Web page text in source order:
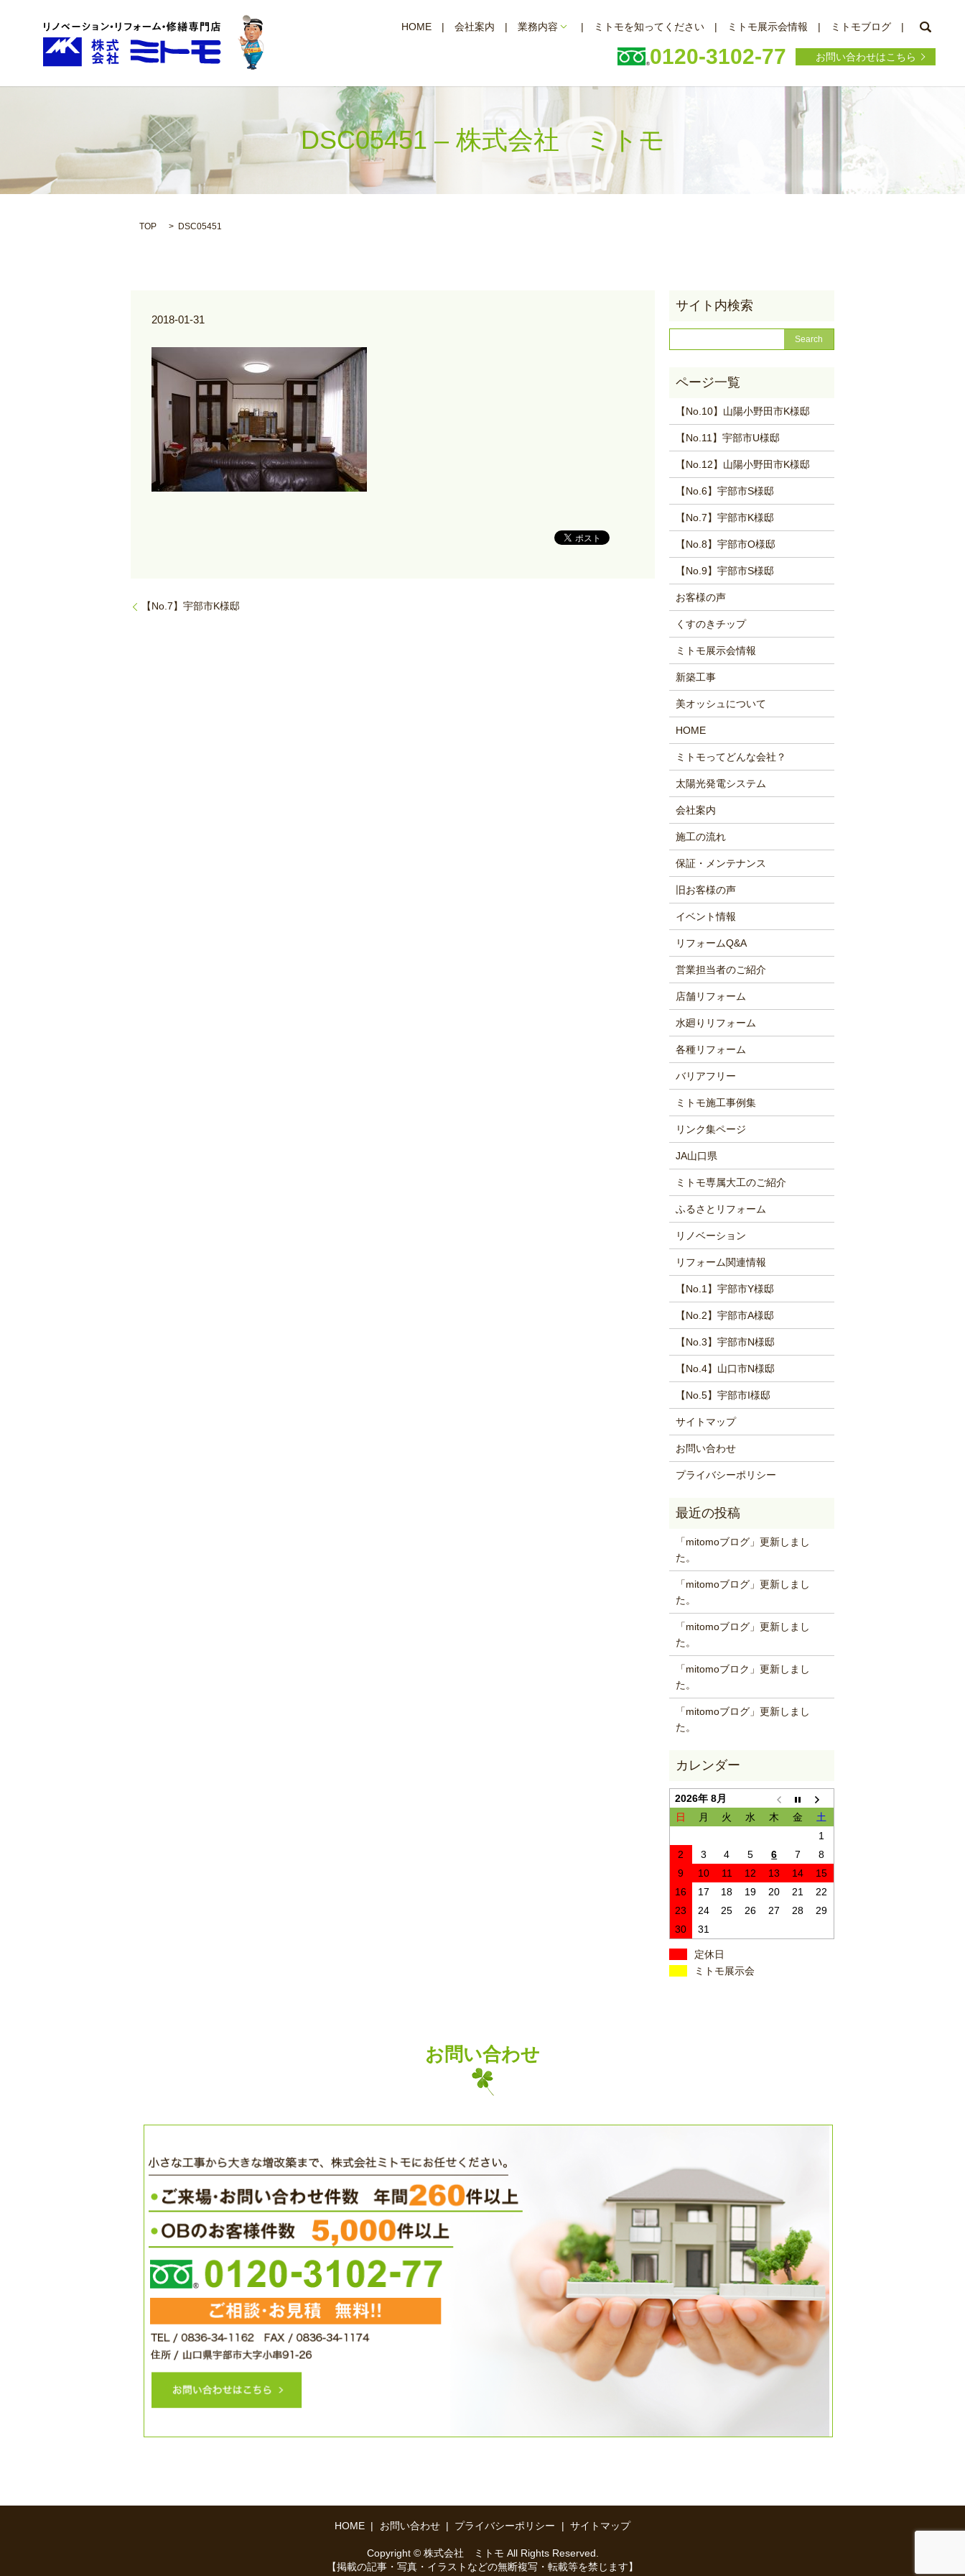
HOME 会社案内 業務内容 ミトモを知ってください ミトモ展示会情報 ミトモブログ
0120-3102-77 お問い合わせはこちら
DSC05451 – 株式会社 ミトモ
TOP DSC05451
2018-01-31
【No.7】宇部市K様邸
【No.10】山陽小野田市K様邸
【No.11】宇部市U様邸
【No.12】山陽小野田市K様邸
【No.6】宇部市S様邸
【No.7】宇部市K様邸
【No.8】宇部市O様邸
【No.9】宇部市S様邸
お客様の声
くすのきチップ
ミトモ展示会情報
新築工事
美オッシュについて
HOME
ミトモってどんな会社？
太陽光発電システム
会社案内
施工の流れ
保証・メンテナンス
旧お客様の声
イベント情報
リフォームQ&A
営業担当者のご紹介
店舗リフォーム
水廻りリフォーム
各種リフォーム
バリアフリー
ミトモ施工事例集
リンク集ページ
JA山口県
ミトモ専属大工のご紹介
ふるさとリフォーム
リノベーション
リフォーム関連情報
【No.1】宇部市Y様邸
【No.2】宇部市A様邸
【No.3】宇部市N様邸
【No.4】山口市N様邸
【No.5】宇部市I様邸
サイトマップ
お問い合わせ
プライバシーポリシー
「mitomoブログ」更新しまし
た。
「mitomoブログ」更新しまし
た。
「mitomoブログ」更新しまし
た。
「mitomoブロク」更新しまし
た。
「mitomoブログ」更新しまし
た。
2026年 8月
日
月 火 水 木 金
土
1
2
3 4 5 6 7
8
9
10 11 12 13 14
15
16
17 18 19 20 21
22
23
24 25 26 27 28
29
30
31
定休日
ミトモ展示会
お問い合わせ
HOME お問い合わせ プライバシーポリシー サイトマップ
Copyright © 株式会社 ミトモ All Rights Reserved.
【掲載の記事・写真・イラストなどの無断複写・転載等を禁じます】